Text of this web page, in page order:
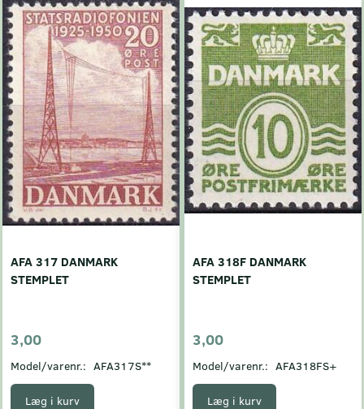
AFA 317 DANMARK
STEMPLET
3,00
Model/varenr.: AFA317S**
Læg i kurv
AFA 318F DANMARK
STEMPLET
3,00
Model/varenr.: AFA318FS+
Læg i kurv